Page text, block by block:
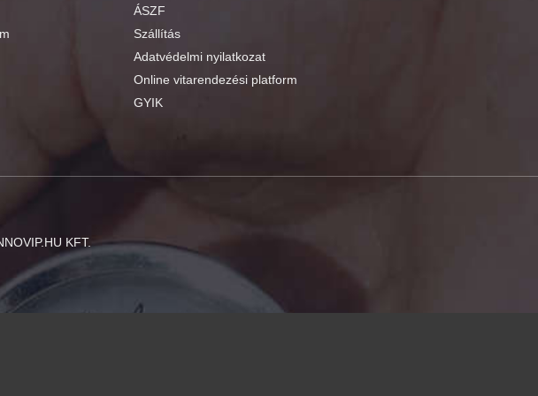
ÁSZF
Szállítás
Adatvédelmi nyilatkozat
Online vitarendezési platform
GYIK
KFT.